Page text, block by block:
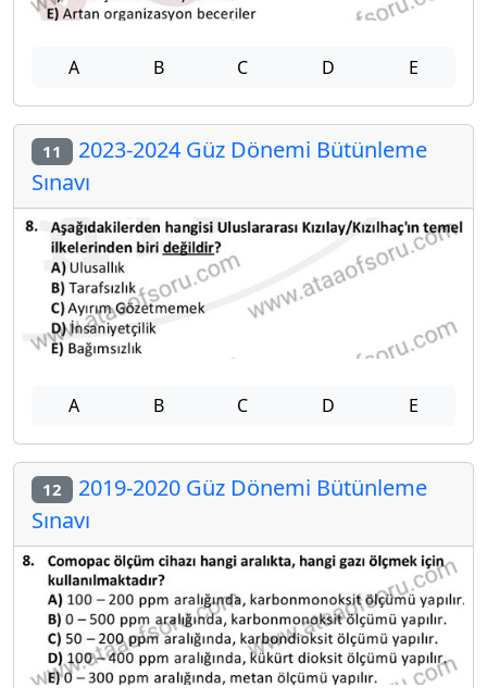
A B C D E
11 2023-2024 Güz Dönemi Bütünleme
Sınavı
A B C D E
12 2019-2020 Güz Dönemi Bütünleme
Sınavı